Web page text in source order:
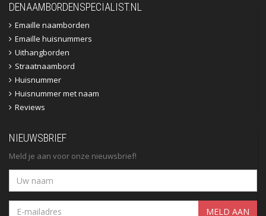
DENAAMBORDENSPECIALIST.NL
Emaille naamborden
Emaille huisnummers
Uithangborden
Straatnaambord
Huisnummer
Huisnummer met naam
Reviews
NIEUWSBRIEF
Meld je aan voor onze nieuwsbrief!
MELD AAN